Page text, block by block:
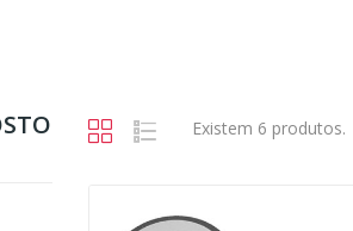
Existem 6 produtos.